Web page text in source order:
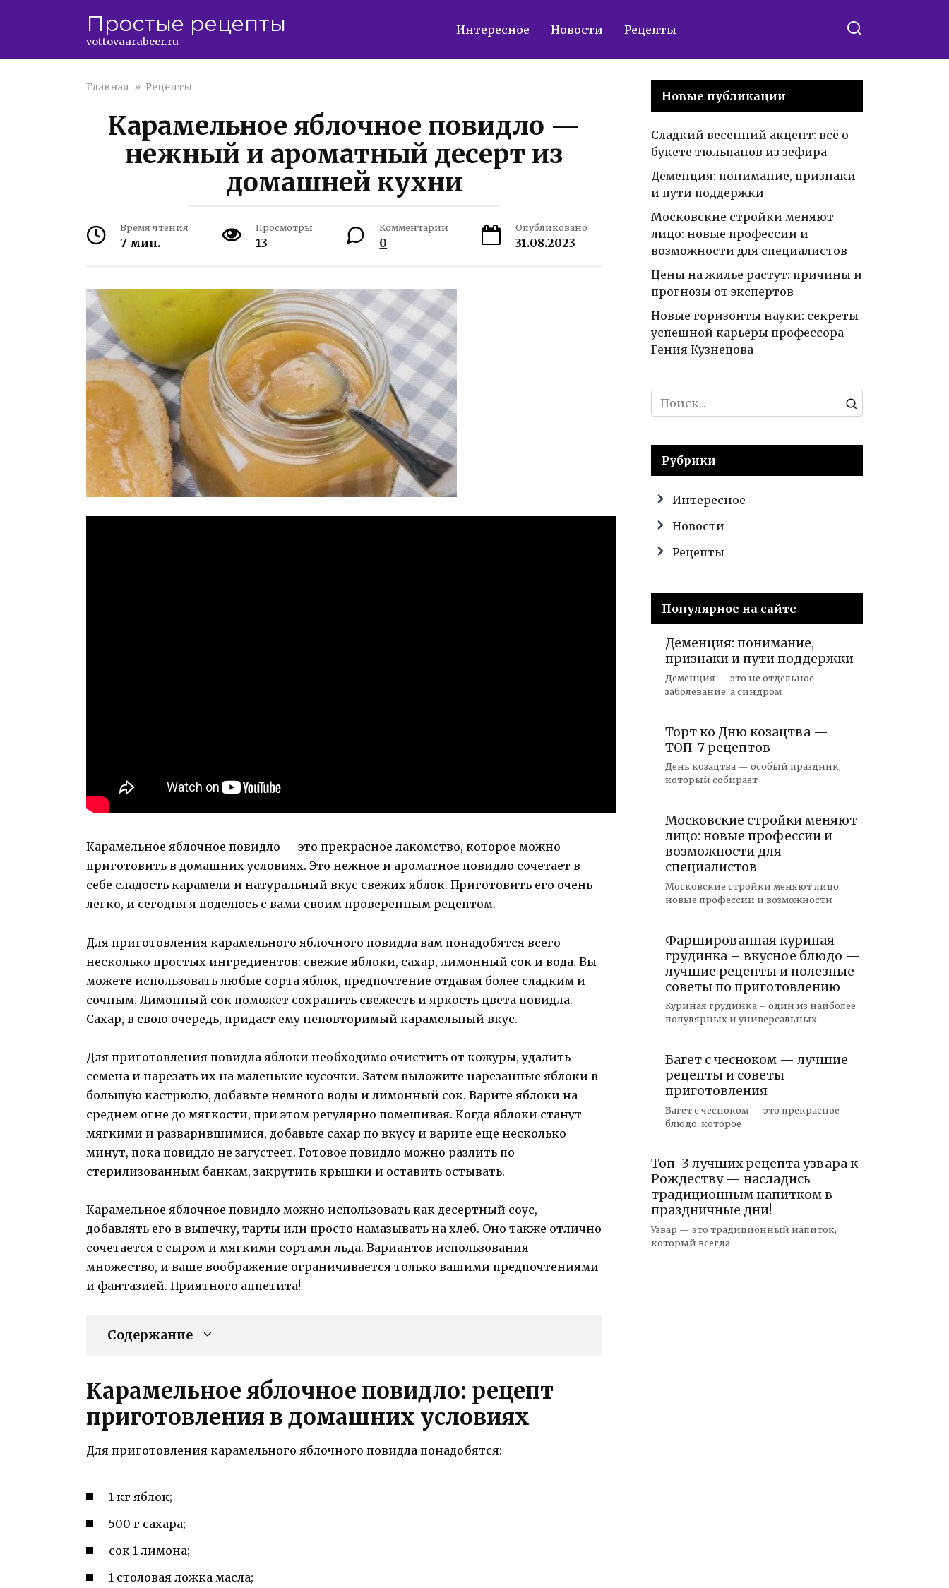
Простые рецепты
vottovaarabeer.ru
Интересное Новости Рецепты
Главная » Рецепты
Карамельное яблочное повидло —
нежный и ароматный десерт из
домашней кухни
Время чтения
7 мин.
Просмотры
13
Комментарии
0
Опубликовано
31.08.2023
Карамельное яблочное повидло — это прекрасное лакомство, которое можно
приготовить в домашних условиях. Это нежное и ароматное повидло сочетает в
себе сладость карамели и натуральный вкус свежих яблок. Приготовить его очень
легко, и сегодня я поделюсь с вами своим проверенным рецептом.
Для приготовления карамельного яблочного повидла вам понадобятся всего
несколько простых ингредиентов: свежие яблоки, сахар, лимонный сок и вода. Вы
можете использовать любые сорта яблок, предпочтение отдавая более сладким и
сочным. Лимонный сок поможет сохранить свежесть и яркость цвета повидла.
Сахар, в свою очередь, придаст ему неповторимый карамельный вкус.
Для приготовления повидла яблоки необходимо очистить от кожуры, удалить
семена и нарезать их на маленькие кусочки. Затем выложите нарезанные яблоки в
большую кастрюлю, добавьте немного воды и лимонный сок. Варите яблоки на
среднем огне до мягкости, при этом регулярно помешивая. Когда яблоки станут
мягкими и разварившимися, добавьте сахар по вкусу и варите еще несколько
минут, пока повидло не загустеет. Готовое повидло можно разлить по
стерилизованным банкам, закрутить крышки и оставить остывать.
Карамельное яблочное повидло можно использовать как десертный соус,
добавлять его в выпечку, тарты или просто намазывать на хлеб. Оно также отлично
сочетается с сыром и мягкими сортами льда. Вариантов использования
множество, и ваше воображение ограничивается только вашими предпочтениями
и фантазией. Приятного аппетита!
Содержание
Карамельное яблочное повидло: рецепт
приготовления в домашних условиях
Для приготовления карамельного яблочного повидла понадобятся:
1 кг яблок;
500 г сахара;
сок 1 лимона;
1 столовая ложка масла;
Новые публикации
Сладкий весенний акцент: всё о
букете тюльпанов из зефира
Деменция: понимание, признаки
и пути поддержки
Московские стройки меняют
лицо: новые профессии и
возможности для специалистов
Цены на жилье растут: причины и
прогнозы от экспертов
Новые горизонты науки: секреты
успешной карьеры профессора
Гения Кузнецова
Search
for:
Рубрики
Интересное
Новости
Рецепты
Популярное на сайте
Деменция: понимание,
признаки и пути поддержки
Деменция — это не отдельное
заболевание, а синдром
Торт ко Дню козацтва —
ТОП-7 рецептов
День козацтва — особый праздник,
который собирает
Московские стройки меняют
лицо: новые профессии и
возможности для
специалистов
Московские стройки меняют лицо:
новые профессии и возможности
Фаршированная куриная
грудинка – вкусное блюдо —
лучшие рецепты и полезные
советы по приготовлению
Куриная грудинка – один из наиболее
популярных и универсальных
Багет с чесноком — лучшие
рецепты и советы
приготовления
Багет с чесноком — это прекрасное
блюдо, которое
Топ-3 лучших рецепта узвара к
Рождеству — насладись
традиционным напитком в
праздничные дни!
Узвар — это традиционный напиток,
который всегда